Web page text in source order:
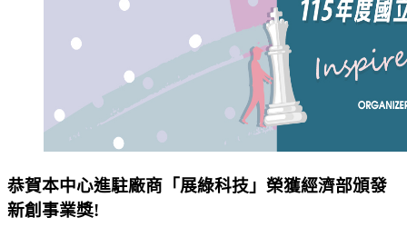
恭賀本中心進駐廠商「展綠科技」榮獲經濟部頒發
新創事業獎!